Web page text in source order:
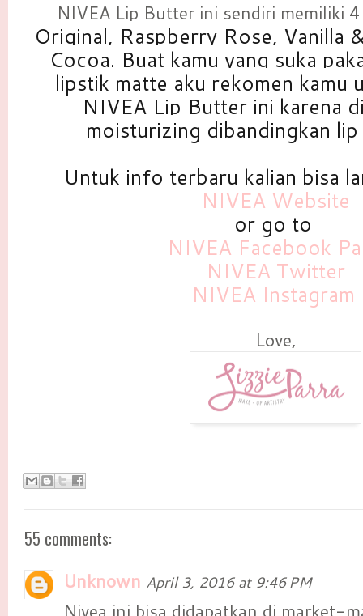
NIVEA Lip Butter ini sendiri memiliki
Original, Raspberry Rose, Vanilla
Cocoa. Buat kamu yang suka
lipstik matte aku rekomen kamu
NIVEA Lip Butter ini karena
moisturizing dibandingkan lip
Untuk info terbaru kalian bisa
NIVEA Website
or go to
NIVEA Facebook
NIVEA Twitter
NIVEA Instagram
Love,
55 comments:
Unknown April 3, 2016 at 9:46 PM
Nivea ini bisa didapatkan di market-